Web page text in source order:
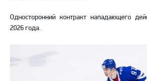
Односторонний контракт нападающего
2026 года.